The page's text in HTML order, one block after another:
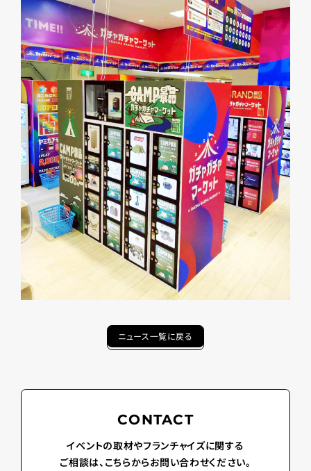
ニュース一覧に戻る
CONTACT
イベントの取材やフランチャイズに関する
ご相談は、こちらからお問い合わせください。